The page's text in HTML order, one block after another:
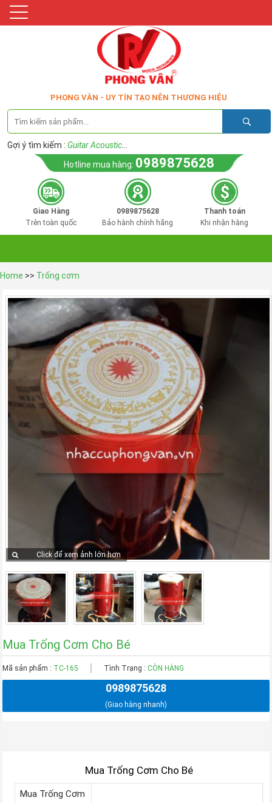
PHONG VÂN - UY TÍN TẠO NÊN THƯƠNG HIỆU
Gợi ý tìm kiếm : Guitar Acoustic
Hotline mua hàng: 0989875628
Giao Hàng
Trên toàn quốc
0989875628
Bảo hành chính hãng
Thanh toán
Khi nhận hàng
Home >> Trống cơm
Click để xem ảnh lớn hơn
Mua Trống Cơm Cho Bé
Mã sản phẩm : TC-165 Tình Trạng : CÒN HÀNG
0989875628
(Giao hàng nhanh)
Mua Trống Cơm Cho Bé
Mua Trống Cơm